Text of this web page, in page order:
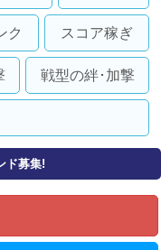
ク スコア稼ぎ
戦型の絆･加撃
ド募集!